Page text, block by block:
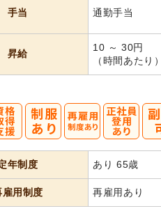
手当 通勤手当
昇給
10 ～ 30円
（時間あたり）
年制度 あり 65歳
雇用制度 再雇用あり